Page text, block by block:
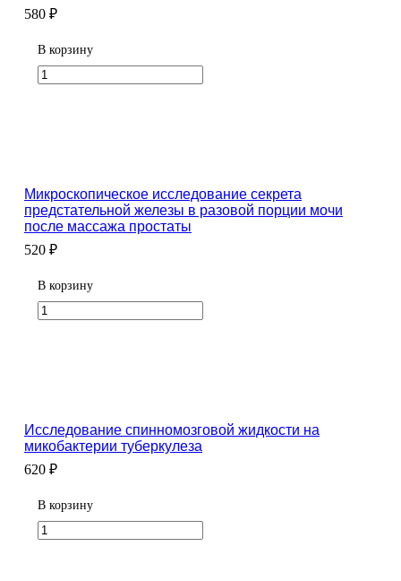
580 ₽
В корзину
Микроскопическое исследование секрета
предстательной железы в разовой порции мочи
после массажа простаты
520 ₽
В корзину
Исследование спинномозговой жидкости на
микобактерии туберкулеза
620 ₽
В корзину